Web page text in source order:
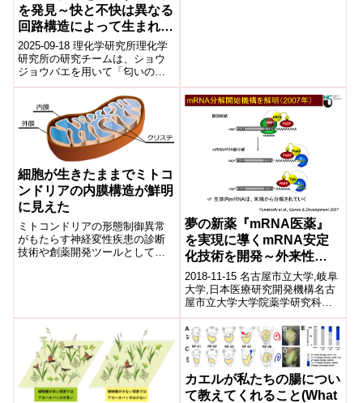
を発見～快と不快は異なる
回路構造によって生まれる
ことを解明～
2025-09-18 理化学研究所理化学
研究所の研究チームは、ショウ
ジョウバエを用いて「匂いの
快・不快の価値」を計算する脳
細胞を同定した。高次嗅覚中枢
「側角」に...
細胞が生きたままでミトコ
ンドリアの内膜構造が鮮明
に見えた
ミトコンドリアの形態制御異常
がもたらす神経変性疾患の診断
技術や創薬開発ツールとして期
夢の新薬『mRNA医薬』
を実現に導くmRNA安定
化技術を開発～外来性
RNAの分解機構を解明～
2018-11-15 名古屋市立大学,岐阜
大学,日本医療研究開発機構名古
屋市立大学大学院薬学研究科の
星野真一教授、細田直講師、野
木森拓人(大学院生)は、兵庫県
立...
カエルが私たちの腸につい
て教えてくれること(What